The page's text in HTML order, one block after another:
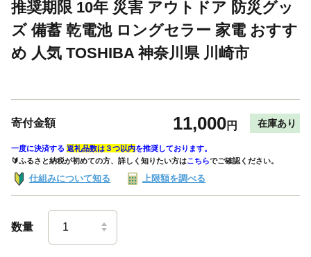
推奨期限 10年 災害 アウトドア 防災グッ
ズ 備蓄 乾電池 ロングセラー 家電 おすす
め 人気 TOSHIBA 神奈川県 川崎市
寄付金額 11,000円 在庫あり
一度に決済する 返礼品数は３つ以内を推奨しております。
🔰ふるさと納税が初めての方、詳しく知りたい方はこちらでご確認ください。
仕組みについて知る 上限額を調べる
数量